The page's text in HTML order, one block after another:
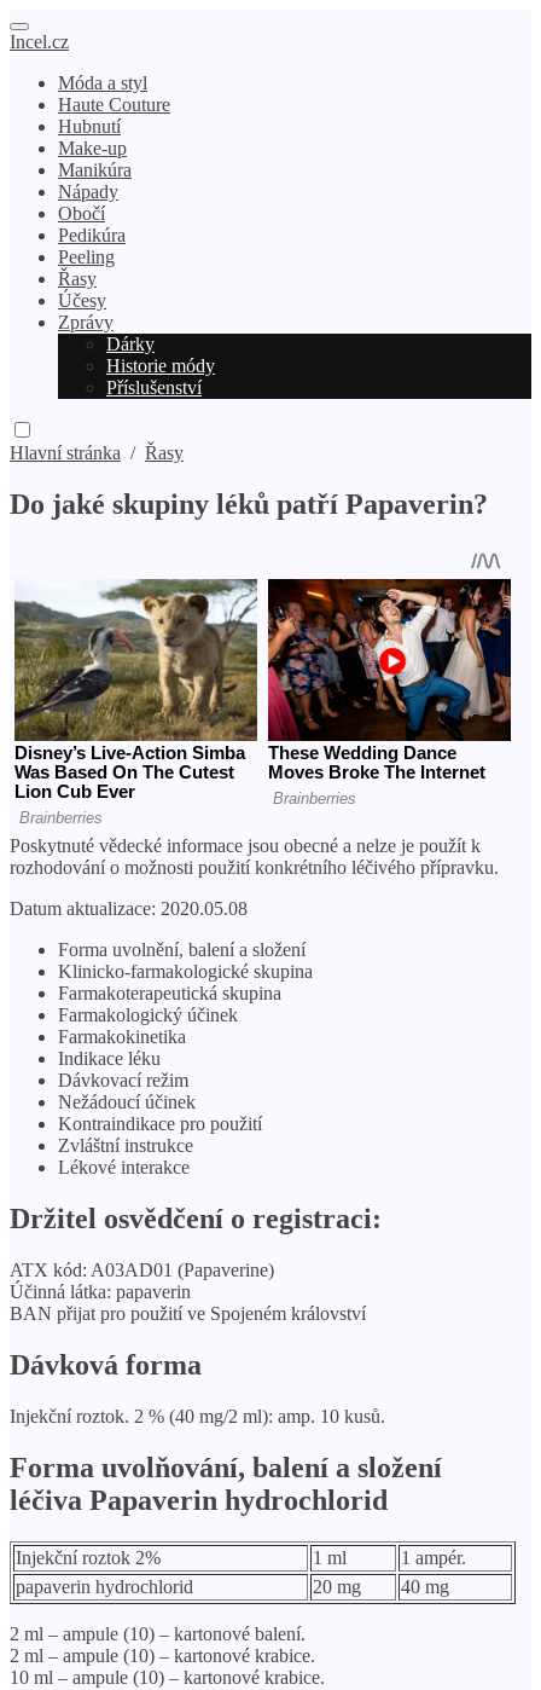
Incel.cz
Móda a styl
Haute Couture
Hubnutí
Make-up
Manikúra
Nápady
Obočí
Pedikúra
Peeling
Řasy
Účesy
Zprávy
Dárky
Historie módy
Příslušenství
Hlavní stránka / Řasy
Do jaké skupiny léků patří Papaverin?
Poskytnuté vědecké informace jsou obecné a nelze je použít k
rozhodování o možnosti použití konkrétního léčivého přípravku.
Datum aktualizace: 2020.05.08
Forma uvolnění, balení a složení
Klinicko-farmakologické skupina
Farmakoterapeutická skupina
Farmakologický účinek
Farmakokinetika
Indikace léku
Dávkovací režim
Nežádoucí účinek
Kontraindikace pro použití
Zvláštní instrukce
Lékové interakce
Držitel osvědčení o registraci:
ATX kód: A03AD01 (Papaverine)
Účinná látka: papaverin
BAN přijat pro použití ve Spojeném království
Dávková forma
Injekční roztok. 2 % (40 mg/2 ml): amp. 10 kusů.
Forma uvolňování, balení a složení
léčiva Papaverin hydrochlorid
Injekční roztok 2% 1 ml
1 ampér.
papaverin hydrochlorid
20 mg 40 mg
2 ml – ampule (10) – kartonové balení.
2 ml – ampule (10) – kartonové krabice.
10 ml – ampule (10) – kartonové krabice.